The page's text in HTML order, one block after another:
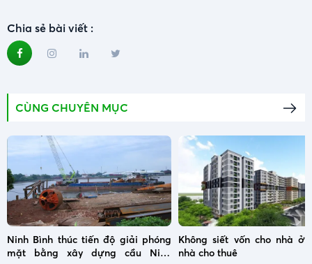
Chia sẻ bài viết :
CÙNG CHUYÊN MỤC
Ninh Bình thúc tiến độ giải phóng
mặt bằng xây dựng cầu Ninh
Không siết vốn cho nhà ở
nhà cho thuê